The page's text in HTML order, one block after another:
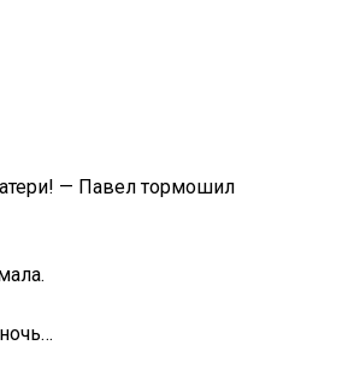
— Павел тормошил